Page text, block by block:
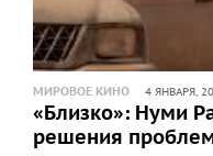
МИРОВОЕ КИНО 4 ЯНВАРЯ,
«Близко»: Нуми
решения